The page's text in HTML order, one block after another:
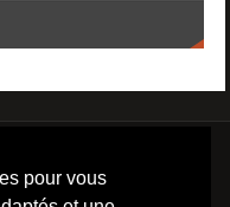
pour vous
: AQUAGYM /
/ NATATION / TRIATHLON /